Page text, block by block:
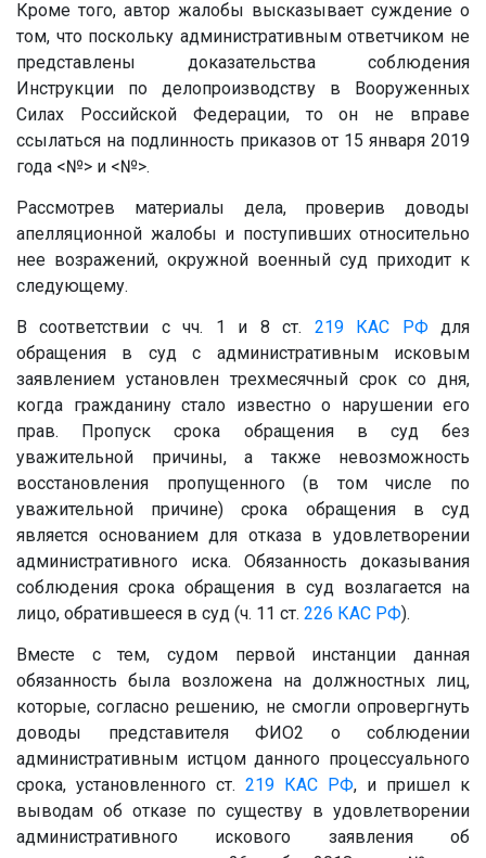
Кроме того, автор жалобы высказывает суждение о
том, что поскольку административным ответчиком не
представлены доказательства соблюдения
Инструкции по делопроизводству в Вооруженных
Силах Российской Федерации, то он не вправе
ссылаться на подлинность приказов от 15 января 2019
года <№> и <№>.
Рассмотрев материалы дела, проверив доводы
апелляционной жалобы и поступивших относительно
нее возражений, окружной военный суд приходит к
следующему.
В соответствии с чч. 1 и 8 ст. 219 КАС РФдля
обращения в суд с административным исковым
заявлением установлен трехмесячный срок со дня,
когда гражданину стало известно о нарушении его
прав. Пропуск срока обращения в суд без
уважительной причины, а также невозможность
восстановления пропущенного (в том числе по
уважительной причине) срока обращения в суд
является основанием для отказа в удовлетворении
административного иска. Обязанность доказывания
соблюдения срока обращения в суд возлагается на
лицо, обратившееся в суд (ч. 11 ст. 226 КАС РФ).
Вместе с тем, судом первой инстанции данная
обязанность была возложена на должностных лиц,
которые, согласно решению, не смогли опровергнуть
доводы представителя ФИО2 о соблюдении
административным истцом данного процессуального
срока, установленного ст. 219 КАС РФ, и пришел к
выводам об отказе по существу в удовлетворении
административного искового заявления об